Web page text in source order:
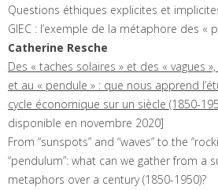
Questions éthiques explicites et
GIEC : l’exemple de la métaphore des «
Catherine Resche
Des « taches solaires » et des « vagues
et au « pendule » : que nous apprend
cycle économique sur un siècle (1850-
disponible en novembre 2020]
From “sunspots” and “waves” to the
“pendulum”: what can we gather from a
metaphors over a century (1850-1950)?